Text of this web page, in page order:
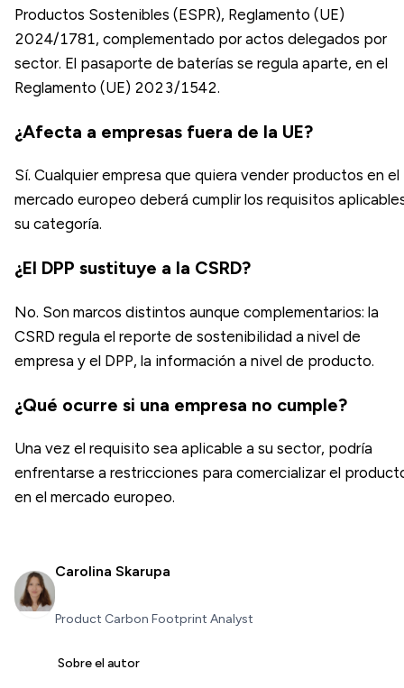
Productos Sostenibles (ESPR), Reglamento (UE)
2024/1781, complementado por actos delegados por
sector. El pasaporte de baterías se regula aparte, en el
Reglamento (UE) 2023/1542.
¿Afecta a empresas fuera de la UE?
Sí. Cualquier empresa que quiera vender productos en el
mercado europeo deberá cumplir los requisitos
su categoría.
¿El DPP sustituye a la CSRD?
No. Son marcos distintos aunque complementarios: la
CSRD regula el reporte de sostenibilidad a nivel de
empresa y el DPP, la información a nivel de producto.
¿Qué ocurre si una empresa no cumple?
Una vez el requisito sea aplicable a su sector, podría
enfrentarse a restricciones para comercializar el
en el mercado europeo.
Carolina Skarupa
Product Carbon Footprint Analyst
Sobre el autor